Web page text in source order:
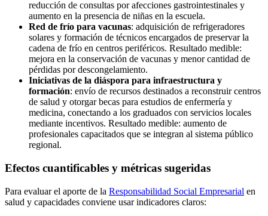
reducción de consultas por afecciones gastrointestinales y
aumento en la presencia de niñas en la escuela.
Red de frío para vacunas: adquisición de refrigeradores
solares y formación de técnicos encargados de preservar la
cadena de frío en centros periféricos. Resultado medible:
mejora en la conservación de vacunas y menor cantidad de
pérdidas por descongelamiento.
Iniciativas de la diáspora para infraestructura y
formación: envío de recursos destinados a reconstruir centros
de salud y otorgar becas para estudios de enfermería y
medicina, conectando a los graduados con servicios locales
mediante incentivos. Resultado medible: aumento de
profesionales capacitados que se integran al sistema público
regional.
Efectos cuantificables y métricas sugeridas
Para evaluar el aporte de la Responsabilidad Social Empresarial en
salud y capacidades conviene usar indicadores claros: